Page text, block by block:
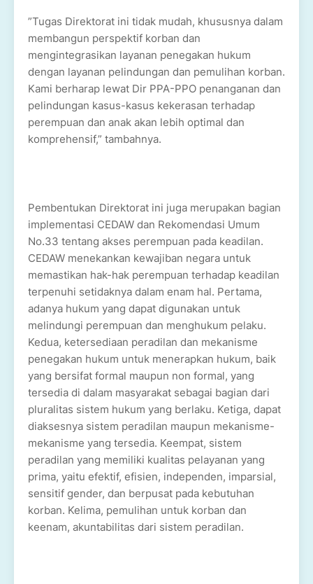
”Tugas Direktorat ini tidak mudah, khususnya dalam
membangun perspektif korban dan
mengintegrasikan layanan penegakan hukum
dengan layanan pelindungan dan pemulihan korban.
Kami berharap lewat Dir PPA-PPO penanganan dan
pelindungan kasus-kasus kekerasan terhadap
perempuan dan anak akan lebih optimal dan
komprehensif,” tambahnya.
Pembentukan Direktorat ini juga merupakan bagian
implementasi CEDAW dan Rekomendasi Umum
No.33 tentang akses perempuan pada keadilan.
CEDAW menekankan kewajiban negara untuk
memastikan hak-hak perempuan terhadap keadilan
terpenuhi setidaknya dalam enam hal. Pertama,
adanya hukum yang dapat digunakan untuk
melindungi perempuan dan menghukum pelaku.
Kedua, ketersediaan peradilan dan mekanisme
penegakan hukum untuk menerapkan hukum, baik
yang bersifat formal maupun non formal, yang
tersedia di dalam masyarakat sebagai bagian dari
pluralitas sistem hukum yang berlaku. Ketiga, dapat
diaksesnya sistem peradilan maupun mekanisme-
mekanisme yang tersedia. Keempat, sistem
peradilan yang memiliki kualitas pelayanan yang
prima, yaitu efektif, efisien, independen, imparsial,
sensitif gender, dan berpusat pada kebutuhan
korban. Kelima, pemulihan untuk korban dan
keenam, akuntabilitas dari sistem peradilan.